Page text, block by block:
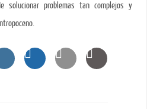
solucionar problemas tan complejos y